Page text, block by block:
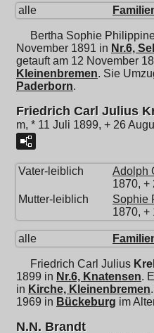
alle
Bertha Sophie
November 1891 in Nr.6,
getauft am 12 November
Kleinenbremen. Sie
Paderborn.
Friedrich Carl Julius
m, * 11 Juli 1899, + 26
Vater-leiblich Adolph
1870, +
Mutter-leiblich
Sophie
1870, +
alle
Friedrich Carl Julius
1899 in Nr.6, Knatensen.
in Kirche, Kleinenbremen
1969 in Bückeburg im
N.N. Brandt